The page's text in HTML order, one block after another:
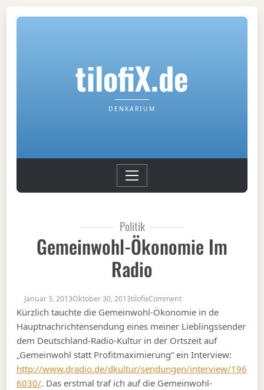
tilofiX.de
DENKARIUM
Politik
Gemeinwohl-Ökonomie Im
Radio
Januar 3, 2013Oktober 30, 2013tilofixCommenton Gemeinwohl-
Kürzlich tauchte die Gemeinwohl-Ökonomie in de
Hauptnachrichtensendung eines meiner Lieblingssender
dem Deutschland-Radio-Kultur in der Ortszeit auf
„Gemeinwohl statt Profitmaximierung“ ein Interview:
http://www.dradio.de/dkultur/sendungen/interview/196
6030/. Das erstmal traf ich auf die Gemeinwohl-